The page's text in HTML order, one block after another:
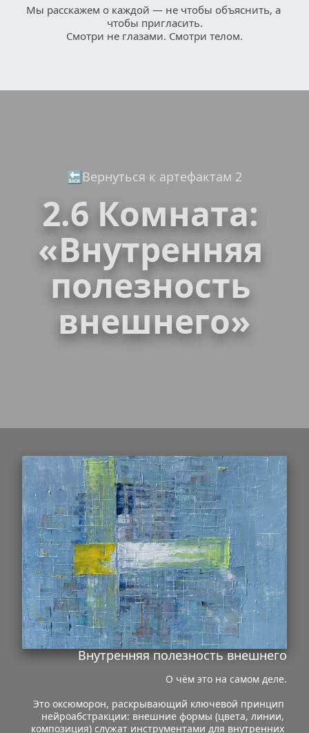
Мы расскажем о каждой — не чтобы объяснить, а
чтобы пригласить.
Смотри не глазами. Смотри телом.
🔙 Вернуться к артефактам 2
2.6 Комната:
«Внутренняя
полезность
внешнего»
Внутренняя полезность внешнего
О чём это на самом деле.
Это оксюморон, раскрывающий ключевой принцип
нейроабстракции: внешние формы (цвета, линии,
композиция) служат инструментами для внутренних